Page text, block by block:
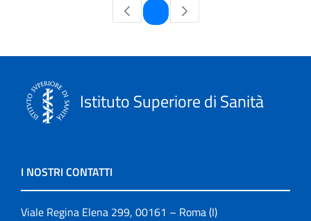
Pagina
Istituto Superiore di Sanità
I NOSTRI CONTATTI
Viale Regina Elena 299, 00161 – Roma (I)